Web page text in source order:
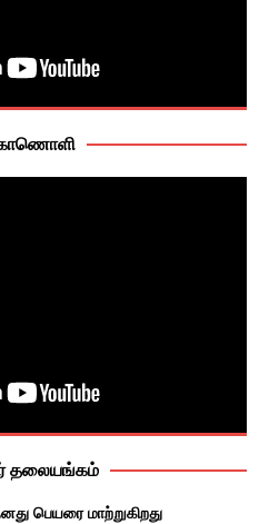
தலையங்கம்
பெயரை மாற்றுகிறது